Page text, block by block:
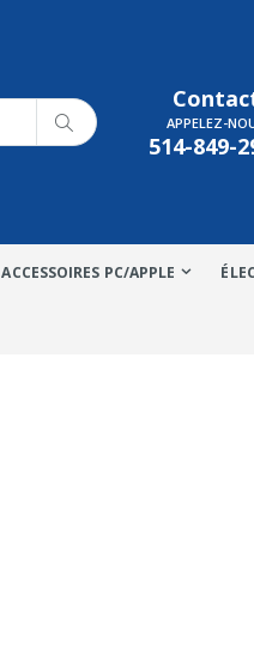
APPELEZ-
514-849-
ACCESSOIRES PC/APPLE